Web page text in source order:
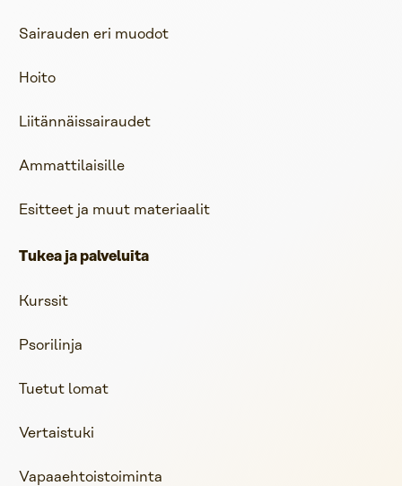
Sairauden eri muodot
Hoito
Liitännäissairaudet
Ammattilaisille
Esitteet ja muut materiaalit
Tukea ja palveluita
Kurssit
Psorilinja
Tuetut lomat
Vertaistuki
Vapaaehtoistoiminta